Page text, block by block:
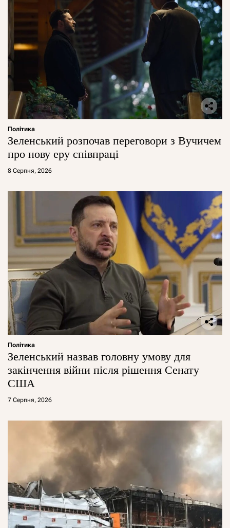
Політика
Зеленський розпочав переговори з Вучичем
про нову еру співпраці
8 Серпня, 2026
Політика
Зеленський назвав головну умову для
закінчення війни після рішення Сенату
США
7 Серпня, 2026